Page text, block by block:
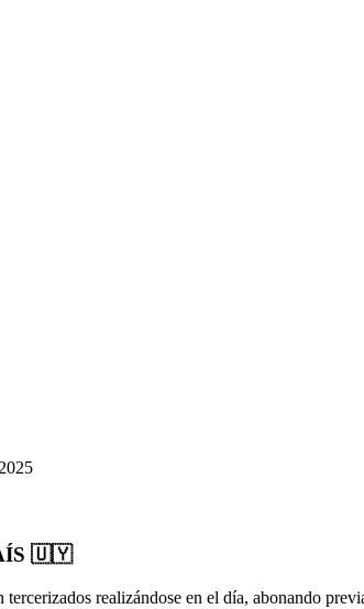
🇺🇾
realizándose en el día, abonando